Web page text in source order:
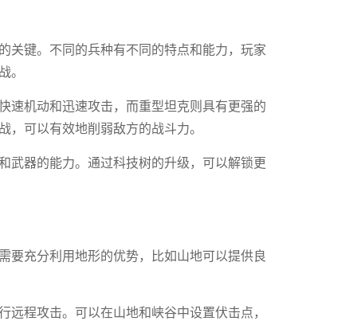
关键。不同的兵种有不同的特点和能力，玩家
。
速机动和迅速攻击，而重型坦克则具有更强的
可以有效地削弱敌方的战斗力。
武器的能力。通过科技树的升级，可以解锁更
要充分利用地形的优势，比如山地可以提供良
程攻击。可以在山地和峡谷中设置伏击点，